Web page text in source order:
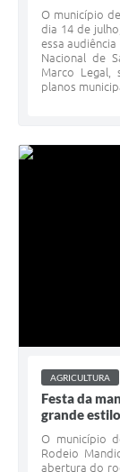
O município
dia 14 de
essa
Nacional de
Marco Legal,
planos
AGRICULTURA
Festa da
grande
O município
Rodeio
abertura do